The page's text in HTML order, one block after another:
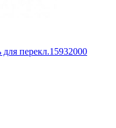
перекл.15932000